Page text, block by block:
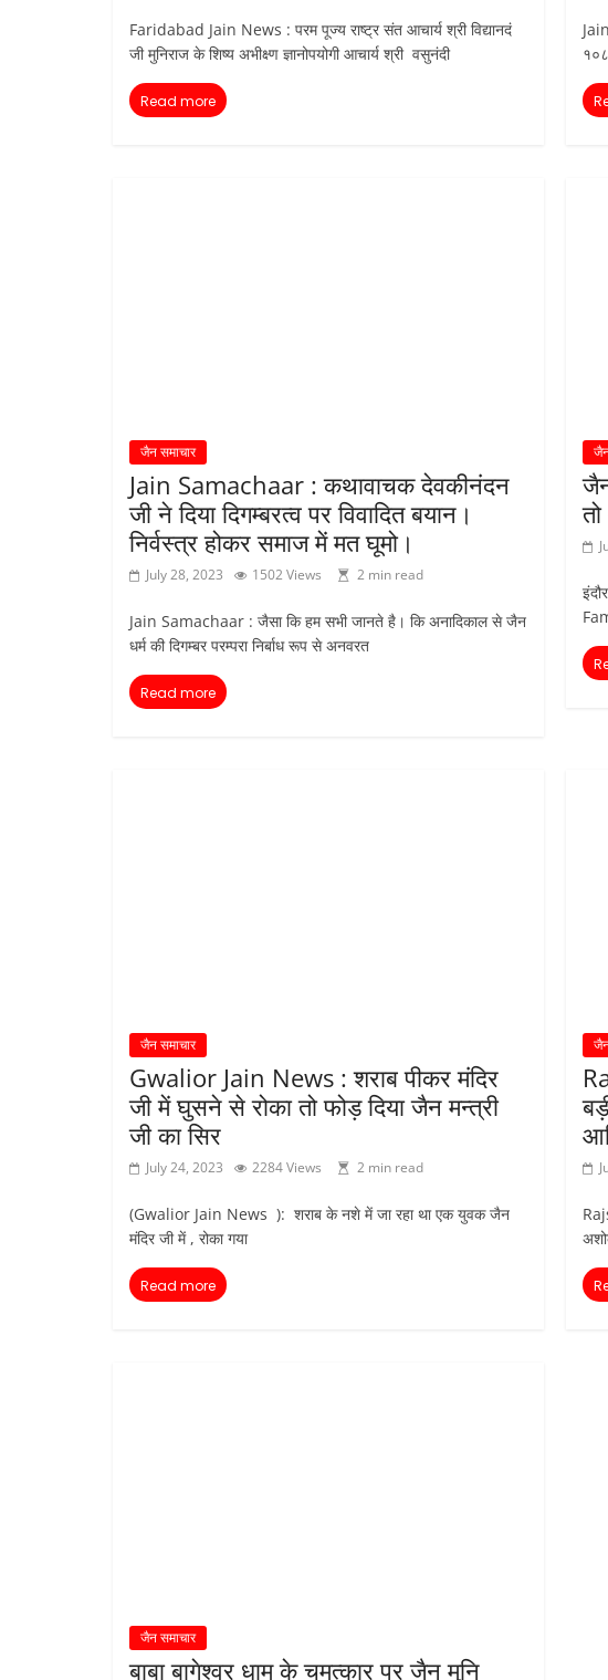
Faridabad Jain News : परम पूज्य राष्ट्र संत आचार्य श्री विद्यानदं
जी मुनिराज के शिष्य अभीक्ष्ण ज्ञानोपयोगी आचार्य श्री वसुनंदी
Read more
जैन समाचार
Jain Samachaar : कथावाचक देवकीनंदन
जी ने दिया दिगम्बरत्व पर विवादित बयान।
निर्वस्त्र होकर समाज में मत घूमो।
July 28, 2023 1502 Views 2 min read
Jain Samachaar : जैसा कि हम सभी जानते है। कि अनादिकाल से जैन
धर्म की दिगम्बर परम्परा निर्बाध रूप से अनवरत
Read more
जैन समाचार
Gwalior Jain News : शराब पीकर मंदिर
जी में घुसने से रोका तो फोड़ दिया जैन मन्त्री
जी का सिर
July 24, 2023 2284 Views 2 min read
(Gwalior Jain News ): शराब के नशे में जा रहा था एक युवक जैन
मंदिर जी में , रोका गया
Read more
जैन समाचार
बाबा बागेश्वर धाम के चमत्कार पर जैन मुनि